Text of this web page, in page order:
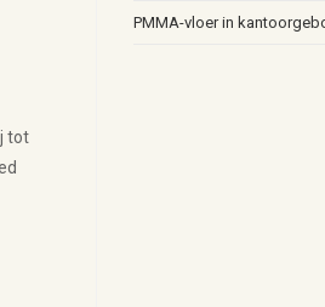
tot
PMMA-vloer in